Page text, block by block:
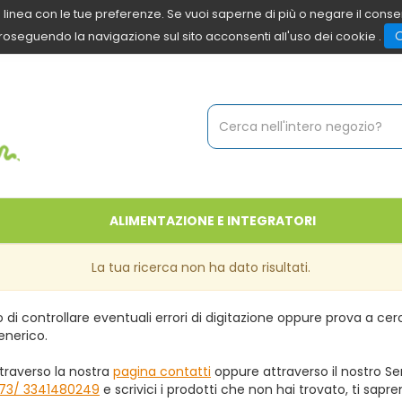
con le tue preferenze. Se vuoi saperne di più o negare il
la navigazione sul sito acconsenti all'uso dei cookie .
Cerca
Prodotto
ALIMENTAZIONE E INTEGRATORI
La tua ricerca non ha dato risultati.
di controllare eventuali errori di digitazione oppure prova a
la nostra pagina contatti oppure attraverso il nostro
3341480249 e scrivici i prodotti che non hai trovato, ti